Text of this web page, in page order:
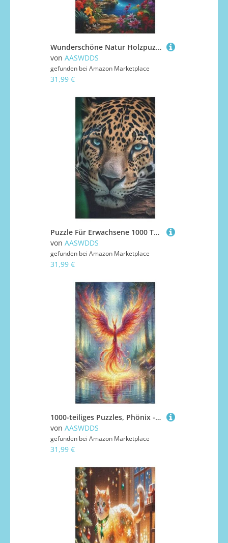
Wunderschöne Natur Holzpuzzle 1000 Teile Klassische Puzzles Erwachsene Kinder Puzzle DIY Kit Holzspielzeug Einzigartiges Geschenk 78×53cm
von AASWDDS
gefunden bei Amazon Marketplace
31,99 €
Puzzle Für Erwachsene 1000 Teiliges Leopard Puzzles Holzbrettpuzzles Denksportaufgaben Für Kinder 78×53cm
von AASWDDS
gefunden bei Amazon Marketplace
31,99 €
1000-teiliges Puzzles, Phönix -Puzzle Für Erwachsene Kinder,Holzbrettpuzzle,Erwachsenenpuzzles,Geschenke 78×53cm
von AASWDDS
gefunden bei Amazon Marketplace
31,99 €